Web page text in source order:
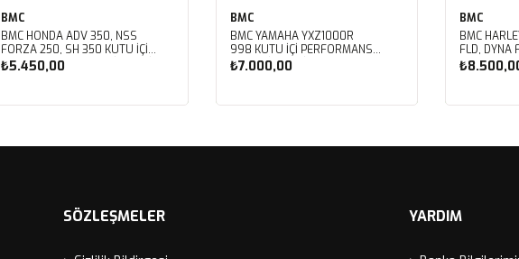
BMC
BMC HONDA ADV 350, NSS
FORZA 250, SH 350 KUTU İÇİ
PERFORMANS HAVA FİLTRESİ
₺5.450,00
BMC
BMC YAMAHA YXZ1000R
998 KUTU İÇİ PERFORMANS
HAVA FİLTRESİ FM01128
₺7.000,00
BMC
BMC
FLD, DYNA
FXDBB,
FXDF,
FM01123
SÖZLEŞMELER YARDIM